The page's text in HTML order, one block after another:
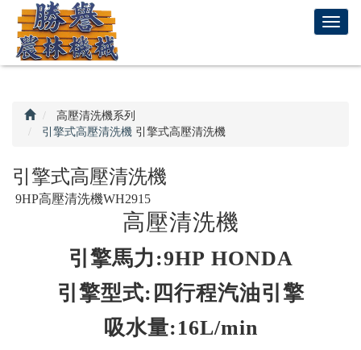
T
回
首
頁
高壓清洗機系列
引擎式高壓清洗機 引擎式高壓清洗機
引擎式高壓清洗機
9HP高壓清洗機WH2915
高壓清洗機
引擎馬力:9HP HONDA
引擎型式:四行程汽油引擎
吸水量:16L/min